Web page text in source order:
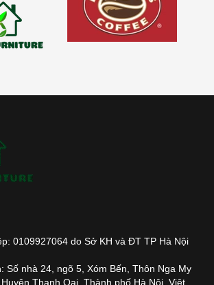
0109927064 do Sở KH và ĐT TP Hà Nội
Số nhà 24, ngõ 5, Xóm Bến, Thôn Nga My
Thanh Oai, Thành phố Hà Nội, Việt